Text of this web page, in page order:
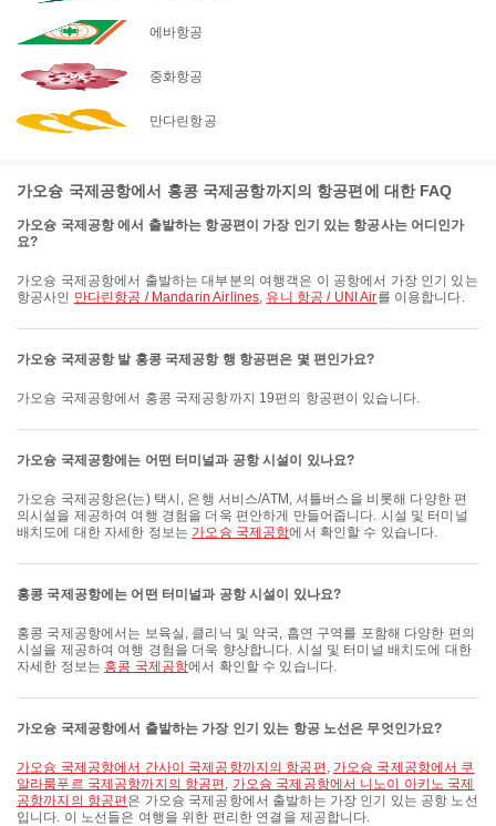
에바항공
중화항공
만다린항공
가오슝 국제공항에서 홍콩 국제공항까지의 항공편에 대한 FAQ
가오슝 국제공항 에서 출발하는 항공편이 가장 인기 있는 항공사는 어디인가
요?
가오슝 국제공항에서 출발하는 대부분의 여행객은 이 공항에서 가장 인기 있는
항공사인 만다린항공 / Mandarin Airlines, 유니 항공 / UNI Air를 이용합니다.
가오슝 국제공항 발 홍콩 국제공항 행 항공편은 몇 편인가요?
가오슝 국제공항에서 홍콩 국제공항까지 19편의 항공편이 있습니다.
가오슝 국제공항에는 어떤 터미널과 공항 시설이 있나요?
가오슝 국제공항은(는) 택시, 은행 서비스/ATM, 셔틀버스을 비롯해 다양한 편
의시설을 제공하여 여행 경험을 더욱 편안하게 만들어줍니다. 시설 및 터미널
배치도에 대한 자세한 정보는 가오슝 국제공항에서 확인할 수 있습니다.
홍콩 국제공항에는 어떤 터미널과 공항 시설이 있나요?
홍콩 국제공항에서는 보육실, 클리닉 및 약국, 흡연 구역를 포함해 다양한 편의
시설을 제공하여 여행 경험을 더욱 향상합니다. 시설 및 터미널 배치도에 대한
자세한 정보는 홍콩 국제공항에서 확인할 수 있습니다.
가오슝 국제공항에서 출발하는 가장 인기 있는 항공 노선은 무엇인가요?
가오슝 국제공항에서 간사이 국제공항까지의 항공편 , 가오슝 국제공항에서 쿠
알라룸푸르 국제공항까지의 항공편 , 가오슝 국제공항에서 니노이 아키노 국제
공항까지의 항공편 은 가오슝 국제공항에서 출발하는 가장 인기 있는 공항 노선
입니다. 이 노선들은 여행을 위한 편리한 연결을 제공합니다.